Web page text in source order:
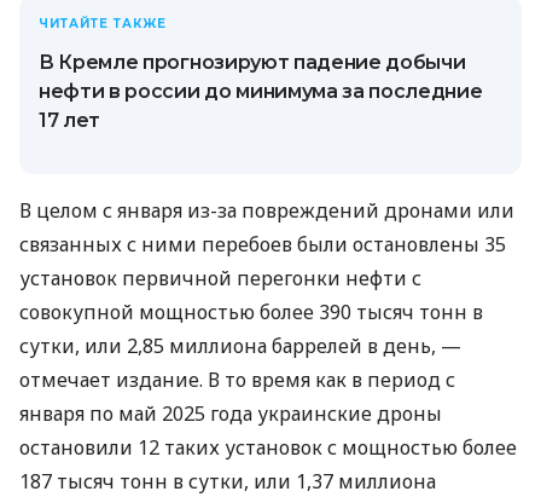
ЧИТАЙТЕ ТАКЖЕ
В Кремле прогнозируют падение добычи
нефти в россии до минимума за последние
17 лет
В целом с января из-за повреждений дронами или
связанных с ними перебоев были остановлены 35
установок первичной перегонки нефти с
совокупной мощностью более 390 тысяч тонн в
сутки, или 2,85 миллиона баррелей в день, —
отмечает издание. В то время как в период с
января по май 2025 года украинские дроны
остановили 12 таких установок с мощностью более
187 тысяч тонн в сутки, или 1,37 миллиона